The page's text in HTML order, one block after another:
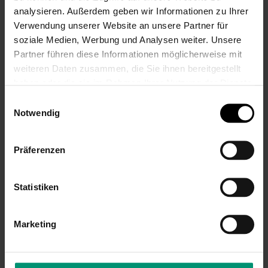
analysieren. Außerdem geben wir Informationen zu Ihrer
Verwendung unserer Website an unsere Partner für
soziale Medien, Werbung und Analysen weiter. Unsere
Partner führen diese Informationen möglicherweise mit
weiteren Daten zusammen, die Sie ihnen bereitgestellt
Notwendig
Präferenzen
Statistiken
Marketing
Du hast keine Artikel auf deiner Wunschliste.